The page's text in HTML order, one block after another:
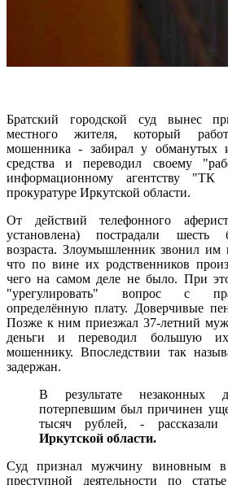
Братский городской суд вынес
местного жителя, который
мошенника - забирал у обманутых
средства и переводил своему
информационному агентству "ТК
прокуратуре Иркутской области.
От действий телефонного
установлена) пострадали шесть
возраста. Злоумышленник звонил им
что по вине их родственников
чего на самом деле не было. При
"урегулировать" вопрос с
определённую плату. Доверчивые
Позже к ним приезжал 37-летний
деньги и переводил большую
мошеннику. Впоследствии так
задержан.
В результате незаконных
потерпевшим был причинен
тысяч рублей, -
Иркутской области.
Суд признал мужчину виновным в
преступной деятельности по